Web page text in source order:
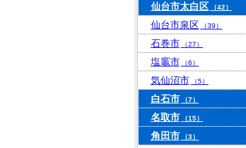
仙台市太白区 （42）
仙台市泉区 （39）
石巻市 （27）
塩竈市 （6）
気仙沼市 （5）
白石市 （7）
名取市 （15）
角田市 （3）